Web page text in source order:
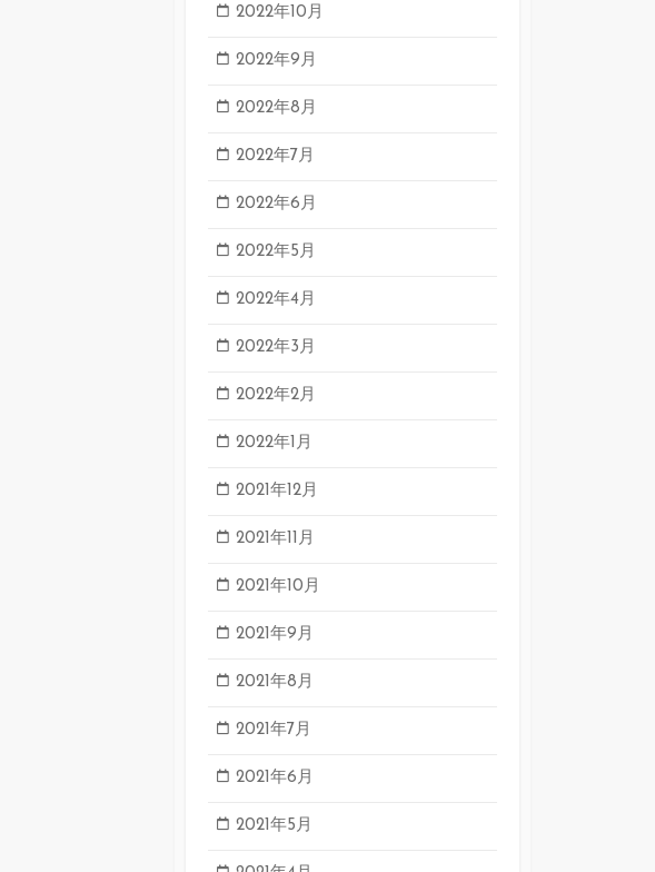
2022年10月
2022年9月
2022年8月
2022年7月
2022年6月
2022年5月
2022年4月
2022年3月
2022年2月
2022年1月
2021年12月
2021年11月
2021年10月
2021年9月
2021年8月
2021年7月
2021年6月
2021年5月